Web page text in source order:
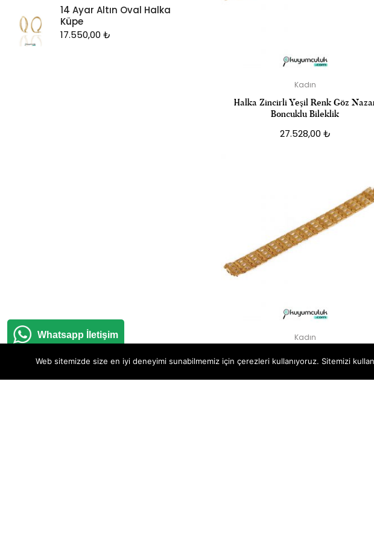
Kadın
Halka Zincirli Yeşil Renk Göz
Boncuklu Bileklik
27.528,00 ₺
Kadın
İki Renk Kalın Press Bileklik
14 Ayar Altın Oval Halka
Küpe
17.550,00 ₺
Whatsapp İletişim
Web sitemizde size en iyi deneyimi sunabilmemiz için çerezleri kullanıyoruz. Sitemizi